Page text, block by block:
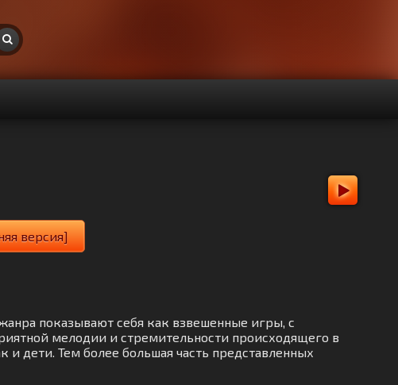
версия]
показывают себя как взвешенные игры, с
мелодии и стремительности происходящего в
дети. Тем более большая часть представленных